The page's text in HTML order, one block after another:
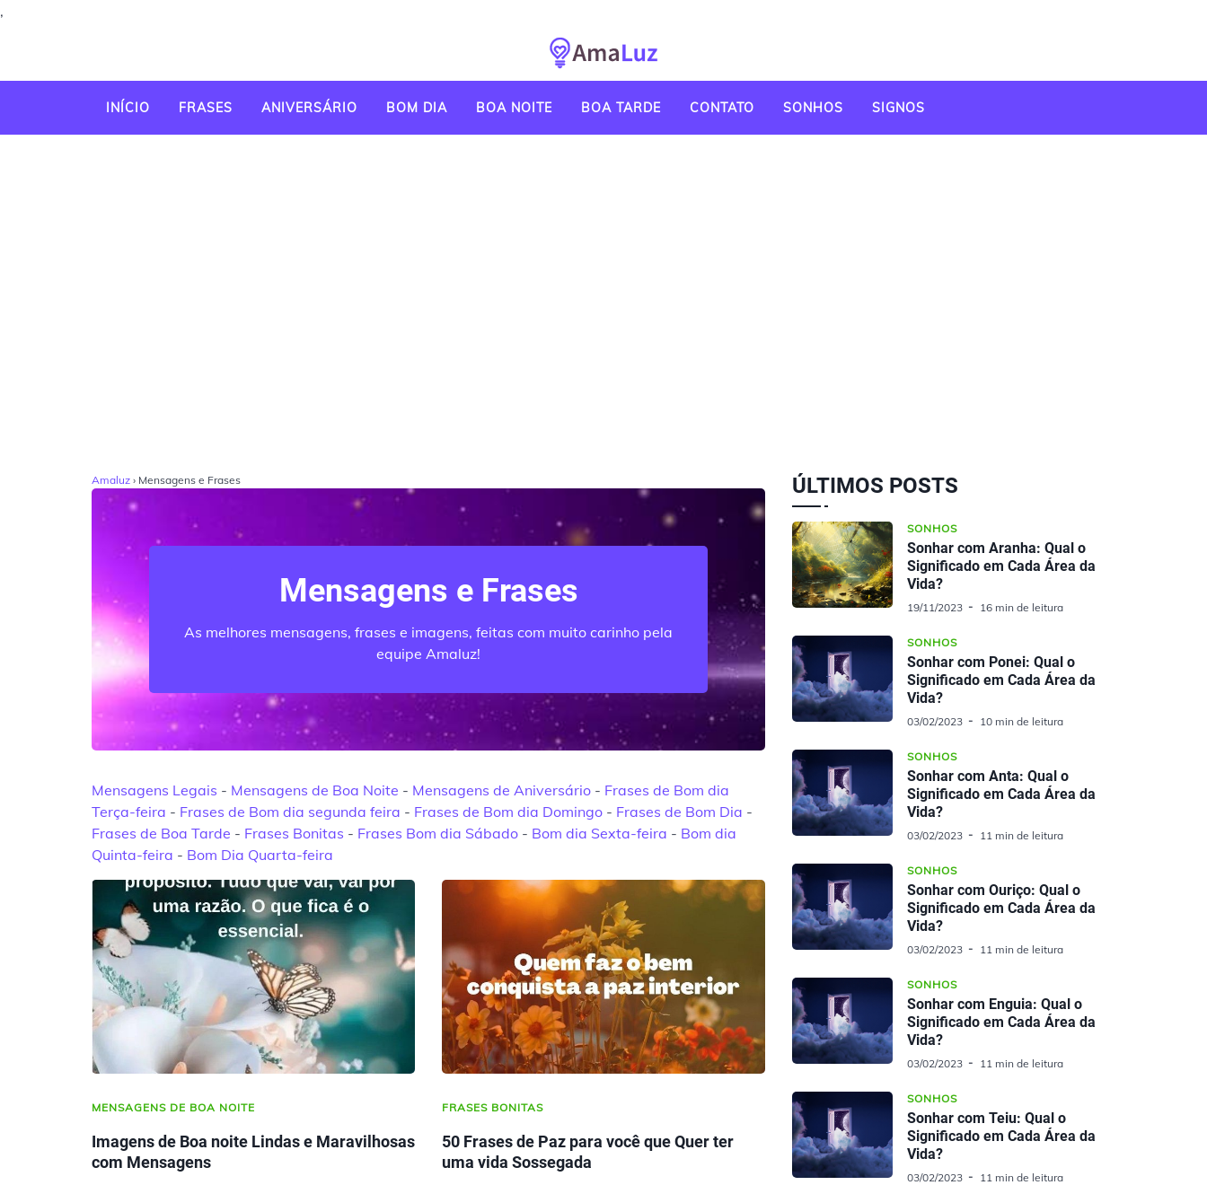
,
INÍCIO FRASES ANIVERSÁRIO BOM DIA BOA NOITE BOA TARDE CONTATO SONHOS SIGNOS
Amaluz › Mensagens e Frases
Mensagens e Frases
As melhores mensagens, frases e imagens, feitas com muito carinho pela
equipe Amaluz!
Mensagens Legais - Mensagens de Boa Noite - Mensagens de Aniversário - Frases de Bom dia
Terça-feira - Frases de Bom dia segunda feira - Frases de Bom dia Domingo - Frases de Bom Dia -
Frases de Boa Tarde - Frases Bonitas - Frases Bom dia Sábado - Bom dia Sexta-feira - Bom dia
Quinta-feira - Bom Dia Quarta-feira
MENSAGENS DE BOA NOITE
Imagens de Boa noite Lindas e Maravilhosas
com Mensagens
FRASES BONITAS
50 Frases de Paz para você que Quer ter
uma vida Sossegada
ÚLTIMOS POSTS
SONHOS
Sonhar com Aranha: Qual o
Significado em Cada Área da
Vida?
19/11/2023 16 min de leitura
SONHOS
Sonhar com Ponei: Qual o
Significado em Cada Área da
Vida?
03/02/2023 10 min de leitura
SONHOS
Sonhar com Anta: Qual o
Significado em Cada Área da
Vida?
03/02/2023 11 min de leitura
SONHOS
Sonhar com Ouriço: Qual o
Significado em Cada Área da
Vida?
03/02/2023 11 min de leitura
SONHOS
Sonhar com Enguia: Qual o
Significado em Cada Área da
Vida?
03/02/2023 11 min de leitura
SONHOS
Sonhar com Teiu: Qual o
Significado em Cada Área da
Vida?
03/02/2023 11 min de leitura